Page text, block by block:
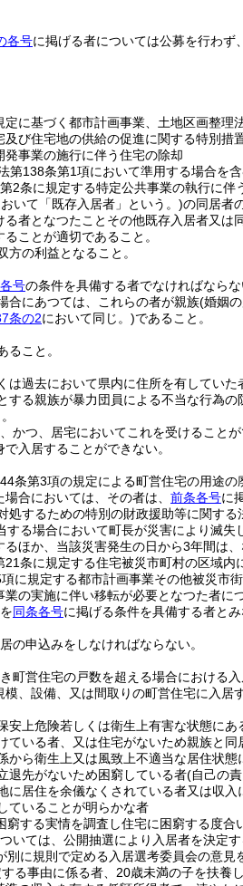
各号に掲げる者については公募を行わず
定に基づく都市計画事業、土地区画整理
び住宅地の供給の促進に関する特別措
発事業の施行に伴う住宅の除却
第138条第1項において準用する場合を
第2条に規定する特定公共事業の執行に伴
いて「既存入居者」という。)の同居者
者となつたことその他既存入居者又
ことが適切であること。
の利益となること。
号の条件を具備する者でなければならな
合にあつては、これらの者が親族(婚姻
条の2において同じ。)であること。
こと。
過去において県内に住所を有していた
する親族が暴力団員による不当な行為の
かつ、居宅においてこれを受けること
入居することができない。
条第3項の規定による町営住宅の用途
合においては、その者は、 前条各号に
処するための特別の財政援助等に関する
る場合において町長が災害により滅
ほか、当該災害発生の日から3年間は
21条に規定する住宅被災市町村の区域内
に規定する都市計画事業その他被災市
の実施に伴い移転が必要となつた者
同条各号に掲げる条件を具備する者とみ
の申込みをしなければならない。
町営住宅の戸数を超える場合における
、設備、又は間取りの町営住宅に入居
安上危険若しくは衛生上有害な状態に
ている者、又は住宅がないため親族と
から衛生上又は風致上不適当な居住状態
退先がないため困窮している者(自己の
に居住を余儀なくされている者又は収
ていることが明らかな者
する実情を調査し住宅に困窮する度合
いては、公開抽選により入居者を決定す
に規則で定める入居選考委員会の意見
る事由に係る者、20歳未満の子を扶養